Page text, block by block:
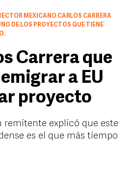
MEXICANO CARLOS CARRERA
DE LOS PROYECTOS QUE TIENE
Carrera que
a EU
proyecto
remitente explicó que este
es el que más tiempo